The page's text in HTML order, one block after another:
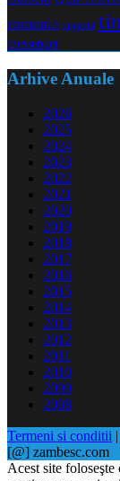
romania sugestii
messenger
Arhive Anuale
2026
2025
2024
2023
2022
2021
2020
2019
2018
2017
2016
2015
2014
2013
2012
2011
2010
2009
2008
Termeni si conditii |
[@] zambesc.com
Acest site